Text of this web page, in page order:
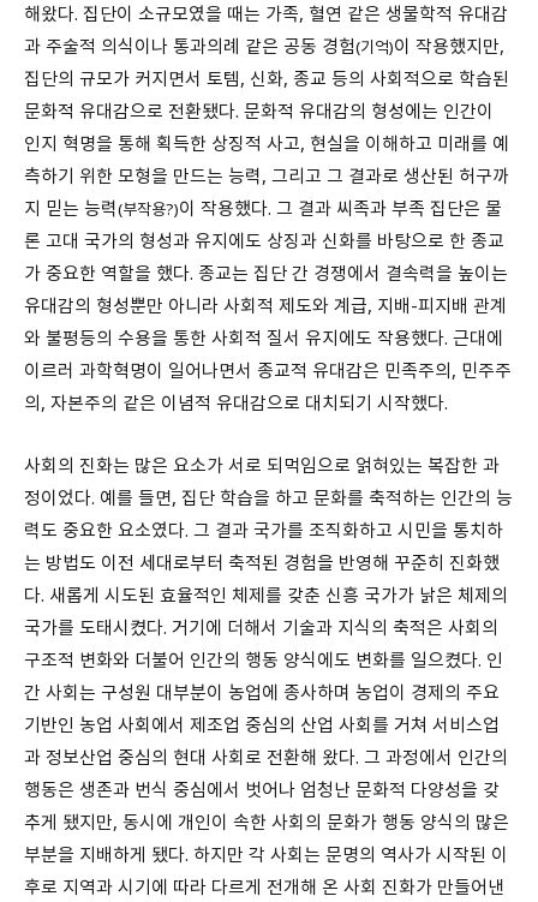
해왔다. 집단이 소규모였을 때는 가족, 혈연 같은 생물학적 유대감
과 주술적 의식이나 통과의례 같은 공동 경험(기억)이 작용했지만,
집단의 규모가 커지면서 토템, 신화, 종교 등의 사회적으로 학습된
문화적 유대감으로 전환됐다. 문화적 유대감의 형성에는 인간이
인지 혁명을 통해 획득한 상징적 사고, 현실을 이해하고 미래를 예
측하기 위한 모형을 만드는 능력, 그리고 그 결과로 생산된 허구까
지 믿는 능력(부작용?)이 작용했다. 그 결과 씨족과 부족 집단은 물
론 고대 국가의 형성과 유지에도 상징과 신화를 바탕으로 한 종교
가 중요한 역할을 했다. 종교는 집단 간 경쟁에서 결속력을 높이는
유대감의 형성뿐만 아니라 사회적 제도와 계급, 지배-피지배 관계
와 불평등의 수용을 통한 사회적 질서 유지에도 작용했다. 근대에
이르러 과학혁명이 일어나면서 종교적 유대감은 민족주의, 민주주
의, 자본주의 같은 이념적 유대감으로 대치되기 시작했다.
사회의 진화는 많은 요소가 서로 되먹임으로 얽혀있는 복잡한 과
정이었다. 예를 들면, 집단 학습을 하고 문화를 축적하는 인간의 능
력도 중요한 요소였다. 그 결과 국가를 조직화하고 시민을 통치하
는 방법도 이전 세대로부터 축적된 경험을 반영해 꾸준히 진화했
다. 새롭게 시도된 효율적인 체제를 갖춘 신흥 국가가 낡은 체제의
국가를 도태시켰다. 거기에 더해서 기술과 지식의 축적은 사회의
구조적 변화와 더불어 인간의 행동 양식에도 변화를 일으켰다. 인
간 사회는 구성원 대부분이 농업에 종사하며 농업이 경제의 주요
기반인 농업 사회에서 제조업 중심의 산업 사회를 거쳐 서비스업
과 정보산업 중심의 현대 사회로 전환해 왔다. 그 과정에서 인간의
행동은 생존과 번식 중심에서 벗어나 엄청난 문화적 다양성을 갖
추게 됐지만, 동시에 개인이 속한 사회의 문화가 행동 양식의 많은
부분을 지배하게 됐다. 하지만 각 사회는 문명의 역사가 시작된 이
후로 지역과 시기에 따라 다르게 전개해 온 사회 진화가 만들어낸